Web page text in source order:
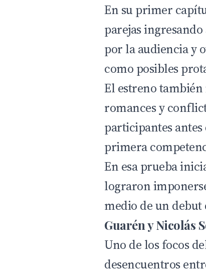
En su primer
parejas
por la audiencia y
como posibles
El estreno
romances y
participantes
primera
En esa prueba
lograron
medio de un debut
Guarén y Nicolás
Uno de los focos
desencuentros